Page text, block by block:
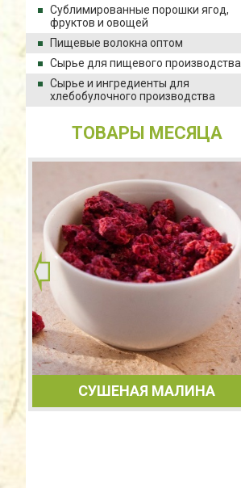
Сублимированные порошки ягод,
фруктов и овощей
Пищевые волокна оптом
Сырье для пищевого производства
Сырье и ингредиенты для
хлебобулочного производства
ТОВАРЫ МЕСЯЦА
СУШЕНАЯ МАЛИНА